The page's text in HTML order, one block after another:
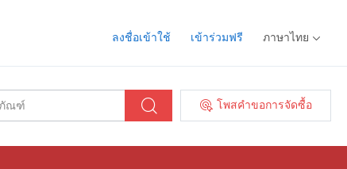
ลงชื่อเข้าใช้ เข้าร่วมฟรี ภาษาไทย
โพสคำขอการจัดซื้อ